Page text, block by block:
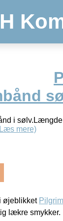
i
mere)
øjeblikket
lækre smykker.